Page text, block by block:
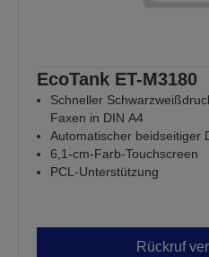
EcoTank ET-M3180
Schneller
Faxen in DIN A4
Automatischer beidseitiger
6,1-cm-Farb-Touchscreen
PCL-Unterstützung
Rückruf